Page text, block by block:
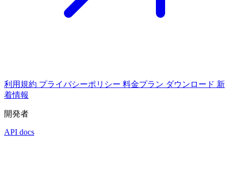
利用規約 プライバシーポリシー 料金プラン ダウンロード 新
着情報
開発者
API docs